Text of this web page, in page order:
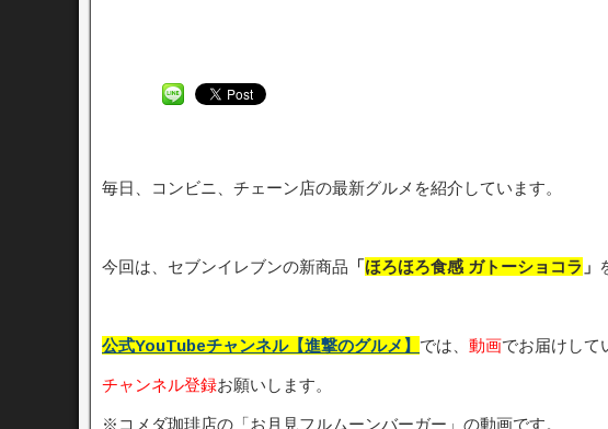
毎日、コンビニ、チェーン店の最新グルメを紹介しています。
今回は、セブンイレブンの新商品 「ほろほろ食感 ガトーショコラ 」
公式YouTubeチャンネル【進撃のグルメ】 では、 動画でお届けして
チャンネル登録お願いします。
※コメダ珈琲店の「お月見フルムーンバーガー」の動画です。